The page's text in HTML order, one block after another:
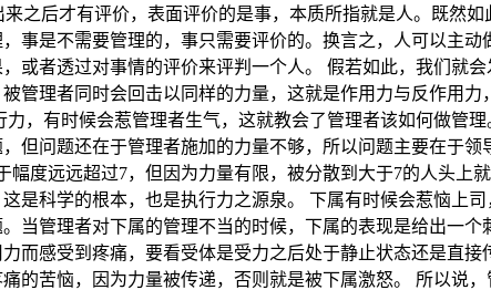
之后才有评价，表面评价的是事，本质所指就是人。既然如
事是不需要管理的，事只需要评价的。换言之，人可以主动
或者透过对事情的评价来评判一个人。 假若如此，我们就
管理者同时会回击以同样的力量，这就是作用力与反作用力
，有时候会惹管理者生气，这就教会了管理者该如何做管
但问题还在于管理者施加的力量不够，所以问题主要在于领
度远远超过7，但因为力量有限，被分散到大于7的人头上
是科学的根本，也是执行力之源泉。 下属有时候会惹恼上
当管理者对下属的管理不当的时候，下属的表现是给出一个
而感受到疼痛，要看受体是受力之后处于静止状态还是直接
的苦恼，因为力量被传递，否则就是被下属激怒。 所以说